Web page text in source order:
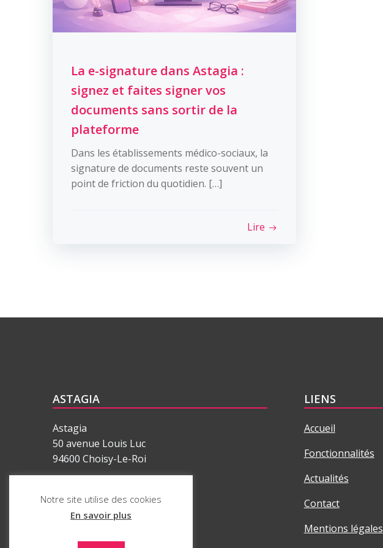
La e-signature dans Astagia :
signez et faites signer vos
documents sans sortir de la
plateforme
Dans les établissements médico-sociaux, la
signature de documents reste souvent un
point de friction du quotidien. […]
Lire
ASTAGIA
Astagia
50 avenue Louis Luc
94600 Choisy-Le-Roi
par SAS ASTAGIA
LIENS
Accueil
Fonctionnalités
Actualités
Contact
Mentions légales
Notre site utilise des cookies
En savoir plus